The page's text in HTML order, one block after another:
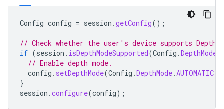
Config config = session .getConfig();
// Check whether the user's device supports Depth.
if (session . isDepthModeSupported(Config .DepthMode
// Enable depth mode.
config . setDepthMode(Config .DepthMode.AUTOMATIC);
}
session .configure(config);